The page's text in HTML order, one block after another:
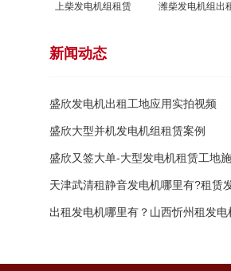
上柴发电机组租赁 潍柴发电机组出
新闻动态
盛欣发电机出租工地应用实拍视频
盛欣大型并机发电机组租赁案例
盛欣又签大单-大型发电机租赁工地施
工案
天津武清租静音发电机哪里有?租赁
电机
出租发电机哪里有？山西忻州租发电